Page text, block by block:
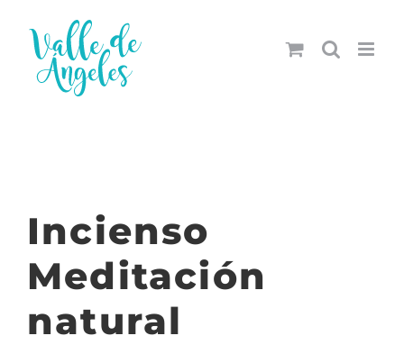
contenido
Incienso
Meditación
natural